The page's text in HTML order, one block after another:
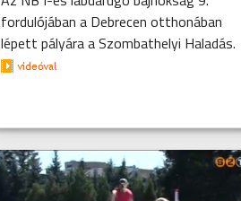
fordulójában a Debrecen otthonában
lépett pályára a Szombathelyi Haladás.